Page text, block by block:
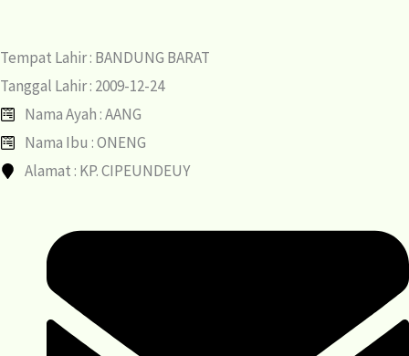
Tempat Lahir : BANDUNG BARAT
Tanggal Lahir : 2009-12-24
Nama Ayah : AANG
Nama Ibu : ONENG
Alamat : KP. CIPEUNDEUY